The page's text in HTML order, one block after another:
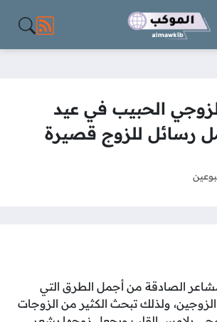
مواقع
الحبيب في عيد
رسائل للزوج قصيرة
الصادقة من أجمل الطرق التي
ولذلك تبحث الكثير من الزوجات